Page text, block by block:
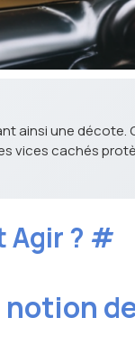
ainsi une
vices cachés
? #